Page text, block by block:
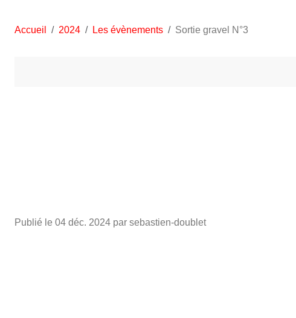
Accueil 2024 Les évènements Sortie gravel N°3
Publié le 04 déc. 2024 par sebastien-doublet